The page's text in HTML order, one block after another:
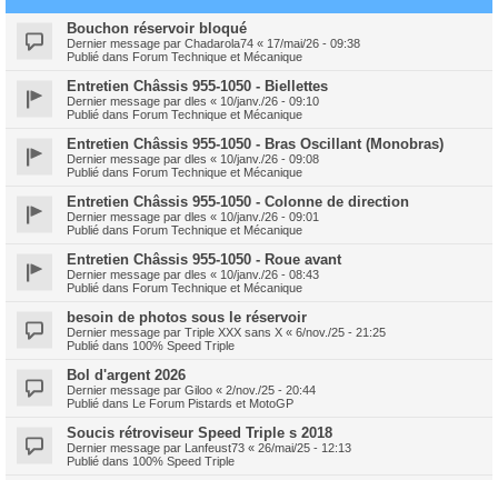
Bouchon réservoir bloqué
Dernier message par Chadarola74 « 17/mai/26 - 09:38
Publié dans Forum Technique et Mécanique
Entretien Châssis 955-1050 - Biellettes
Dernier message par dles « 10/janv./26 - 09:10
Publié dans Forum Technique et Mécanique
Entretien Châssis 955-1050 - Bras Oscillant (Monobras)
Dernier message par dles « 10/janv./26 - 09:08
Publié dans Forum Technique et Mécanique
Entretien Châssis 955-1050 - Colonne de direction
Dernier message par dles « 10/janv./26 - 09:01
Publié dans Forum Technique et Mécanique
Entretien Châssis 955-1050 - Roue avant
Dernier message par dles « 10/janv./26 - 08:43
Publié dans Forum Technique et Mécanique
besoin de photos sous le réservoir
Dernier message par Triple XXX sans X « 6/nov./25 - 21:25
Publié dans 100% Speed Triple
Bol d'argent 2026
Dernier message par Giloo « 2/nov./25 - 20:44
Publié dans Le Forum Pistards et MotoGP
Soucis rétroviseur Speed Triple s 2018
Dernier message par Lanfeust73 « 26/mai/25 - 12:13
Publié dans 100% Speed Triple